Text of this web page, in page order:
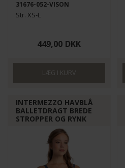
31676-052-VISON
Str. XS-L
449,00 DKK
INTERMEZZO HAVBLÅ
BALLETDRAGT BREDE
STROPPER OG RYNK